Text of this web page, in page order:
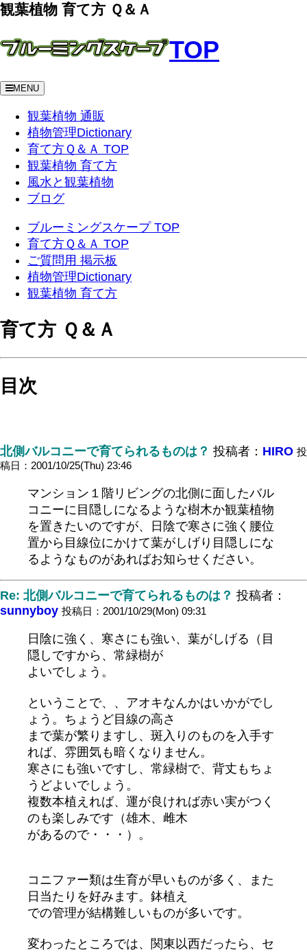
観葉植物 育て方 Ｑ＆Ａ
TOP
MENU
観葉植物 通販
植物管理Dictionary
育て方Ｑ＆Ａ TOP
観葉植物 育て方
風水と観葉植物
ブログ
ブルーミングスケープ TOP
育て方Ｑ＆Ａ TOP
ご質問用 掲示板
植物管理Dictionary
観葉植物 育て方
育て方 Ｑ＆Ａ
目次
北側バルコニーで育てられるものは？ 投稿者： HIRO 投
稿日：2001/10/25(Thu) 23:46
マンション１階リビングの北側に面したバル
コニーに目隠しになるような樹木か観葉植物
を置きたいのですが、日陰で寒さに強く腰位
置から目線位にかけて葉がしげり目隠しにな
るようなものがあればお知らせください。
Re: 北側バルコニーで育てられるものは？ 投稿者：
sunnyboy 投稿日：2001/10/29(Mon) 09:31
日陰に強く、寒さにも強い、葉がしげる（目
隠しですから、常緑樹が
よいでしょう。
ということで、、アオキなんかはいかがでし
ょう。ちょうど目線の高さ
まで葉が繁りますし、斑入りのものを入手す
れば、雰囲気も暗くなりません。
寒さにも強いですし、常緑樹で、背丈もちょ
うどよいでしょう。
複数本植えれば、運が良ければ赤い実がつく
のも楽しみです（雄木、雌木
があるので・・・）。
コニファー類は生育が早いものが多く、また
日当たりを好みます。鉢植え
での管理が結構難しいものが多いです。
変わったところでは、関東以西だったら、セ